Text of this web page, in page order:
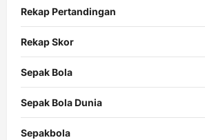
Rekap Pertandingan
Rekap Skor
Sepak Bola
Sepak Bola Dunia
Sepakbola